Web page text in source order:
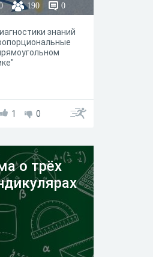
190 0
знаний
1 0
о трёх